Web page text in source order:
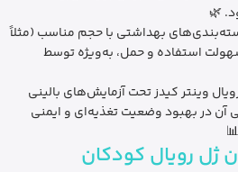
🌿
بهداشتی با حجم مناسب (مثلاً
جهت سهولت استفاده و حمل، به‌ویژه توسط
وینتر کیدز تحت آزمایش‌های بالینی
آن در بهبود وضعیت تغذیه‌ای و ایمنی
ژل رویال کودکان